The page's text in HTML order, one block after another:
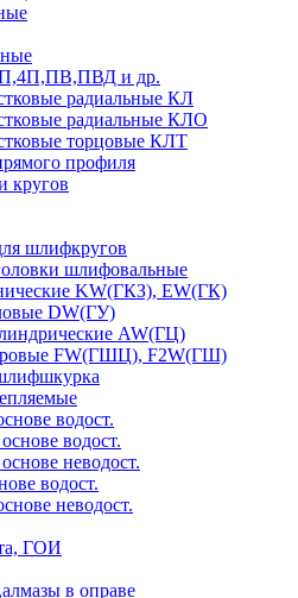
и др.
радиальные КЛ
радиальные КЛО
торцовые КЛТ
профиля
кругов
шлифкругов
шлифовальные
KW(ГКЗ), EW(ГК)
DW(ГУ)
AW(ГЦ)
FW(ГШЦ), F2W(ГШ)
водост.
водост.
неводост.
водост.
неводост.
ГОИ
в оправе